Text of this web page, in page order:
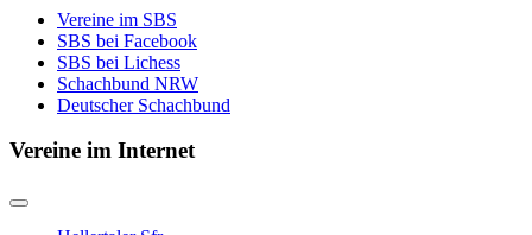
Vereine im SBS
SBS bei Facebook
SBS bei Lichess
Schachbund NRW
Deutscher Schachbund
Vereine im Internet